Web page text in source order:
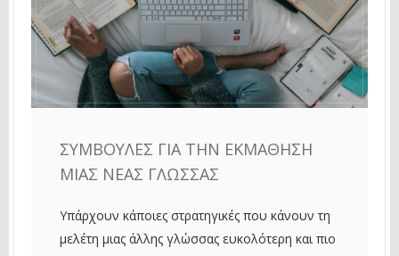
ΣΥΜΒΟΥΛΈΣ ΓΙΑ ΤΗΝ ΕΚΜΆΘΗΣΗ
ΜΙΑΣ ΝΈΑΣ ΓΛΏΣΣΑΣ
Υπάρχουν κάποιες στρατηγικές που κάνουν τη
μελέτη μιας άλλης γλώσσας ευκολότερη και πιο